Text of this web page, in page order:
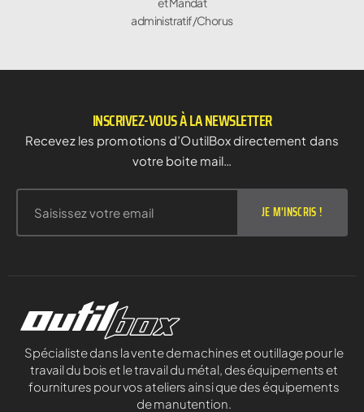
administratif/Chorus
INSCRIVEZ-VOUS À LA NEWSLETTER
Recevez les promotions d’OutilBox directement dans
votre boite mail…
JE M'INSCRIS !
Spécialiste dans la vente de machines et outillage pour le
travail du bois et le travail du métal, des équipements et
fournitures pour vos ateliers ainsi que des équipements
de manutention.